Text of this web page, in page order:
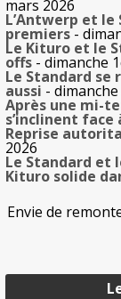
mars 2026
L’Antwerp et
premiers-
Le Kituro et le
offs - dimanche
Le Standard se
aussi -
Après une mi-
s’inclinent face
Reprise
2026
Le Standard et
Kituro solide
Envie de